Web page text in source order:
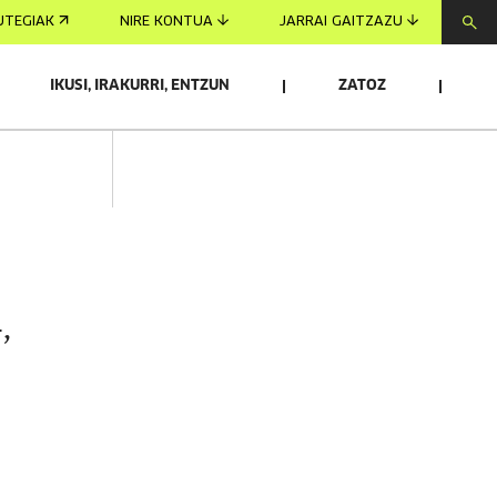
NIRE KONTUA JARRAI GAITZAZU
IKUSI, IRAKURRI, ENTZUN ZATOZ